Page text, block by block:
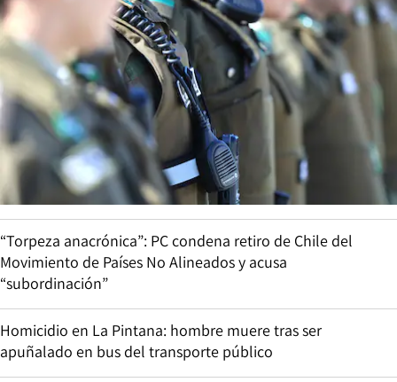
“Torpeza anacrónica”: PC condena retiro de Chile del
Movimiento de Países No Alineados y acusa
“subordinación”
Homicidio en La Pintana: hombre muere tras ser
apuñalado en bus del transporte público